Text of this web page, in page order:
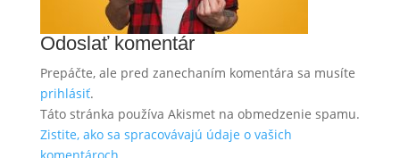
Odoslať komentár
Prepáčte, ale pred zanechaním komentára sa musíte
prihlásiť.
Táto stránka používa Akismet na obmedzenie spamu.
Zistite, ako sa spracovávajú údaje o vašich